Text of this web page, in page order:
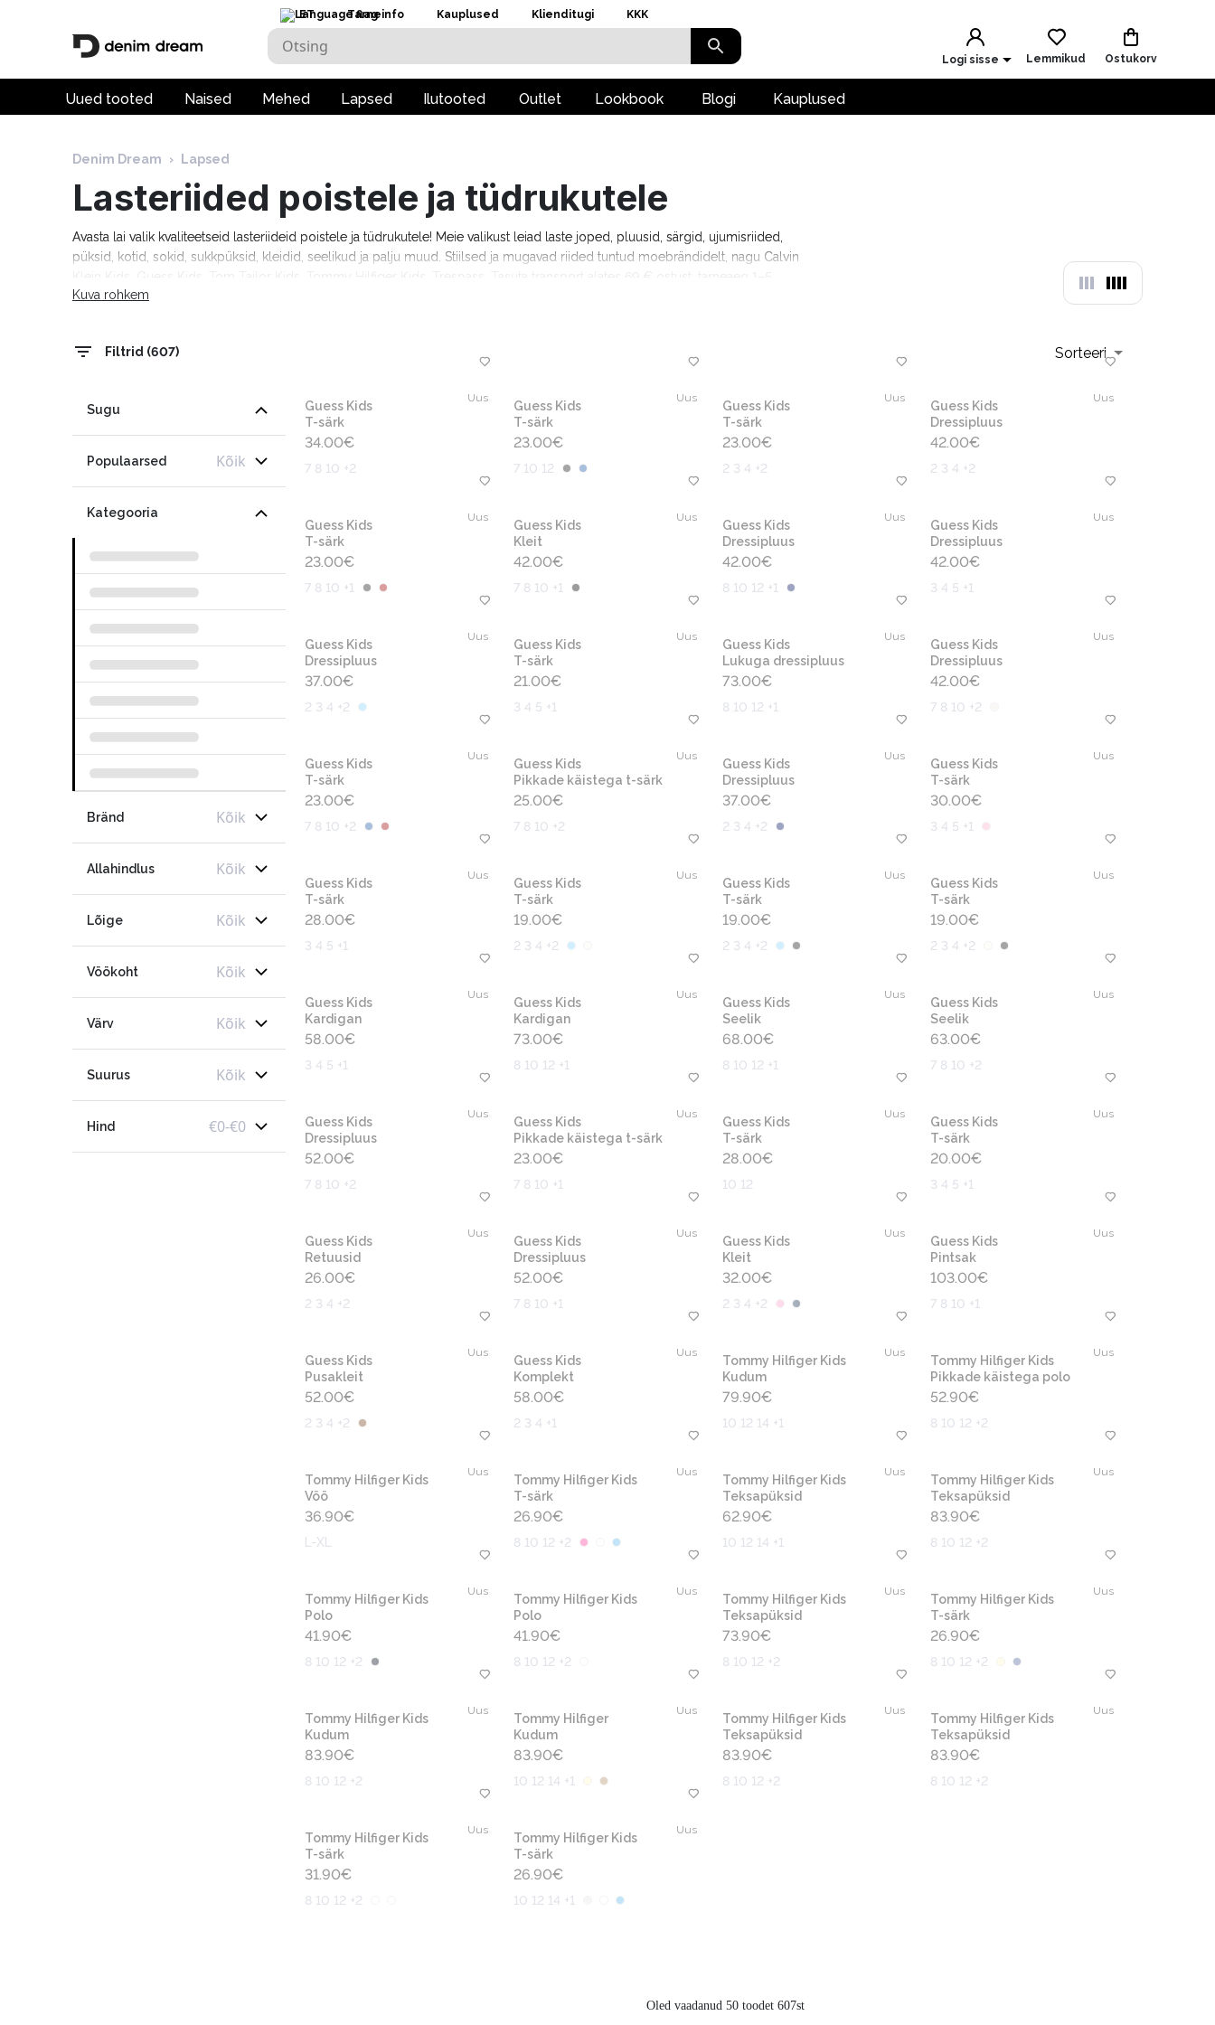
ET Tarneinfo Kauplused Klienditugi KKK
Logi sisse Lemmikud Ostukorv
Uued tooted Naised Mehed Lapsed Ilutooted Outlet Lookbook Blogi Kauplused
Denim Dream › Lapsed
Lasteriided poistele ja tüdrukutele
Avasta lai valik kvaliteetseid lasteriideid poistele ja tüdrukutele! Meie valikust leiad laste joped, pluusid, särgid, ujumisriided,
püksid, kotid, sokid, sukkpüksid, kleidid, seelikud ja palju muud. Stiilsed ja mugavad riided tuntud moebrändidelt, nagu Calvin
tööpäeva!
Kuva rohkem
Filtrid (607)
Sugu
Populaarsed Kõik
Kategooria
Bränd Kõik
Allahindlus Kõik
Lõige Kõik
Vöökoht Kõik
Värv Kõik
Suurus Kõik
Hind €0-€0
Sorteeri
Uus
Guess Kids
T-särk
34.00€
7 8 10 +2
Uus
Guess Kids
T-särk
23.00€
7 10 12
Uus
Guess Kids
T-särk
23.00€
2 3 4 +2
Uus
Guess Kids
Dressipluus
42.00€
2 3 4 +2
Uus
Guess Kids
T-särk
23.00€
7 8 10 +1
Uus
Guess Kids
Kleit
42.00€
7 8 10 +1
Uus
Guess Kids
Dressipluus
42.00€
8 10 12 +1
Uus
Guess Kids
Dressipluus
42.00€
3 4 5 +1
Uus
Guess Kids
Dressipluus
37.00€
2 3 4 +2
Uus
Guess Kids
T-särk
21.00€
3 4 5 +1
Uus
Guess Kids
Lukuga dressipluus
73.00€
8 10 12 +1
Uus
Guess Kids
Dressipluus
42.00€
7 8 10 +2
Uus
Guess Kids
T-särk
23.00€
7 8 10 +2
Uus
Guess Kids
Pikkade käistega t-särk
25.00€
7 8 10 +2
Uus
Guess Kids
Dressipluus
37.00€
2 3 4 +2
Uus
Guess Kids
T-särk
30.00€
3 4 5 +1
Uus
Guess Kids
T-särk
28.00€
3 4 5 +1
Uus
Guess Kids
T-särk
19.00€
2 3 4 +2
Uus
Guess Kids
T-särk
19.00€
2 3 4 +2
Uus
Guess Kids
T-särk
19.00€
2 3 4 +2
Uus
Guess Kids
Kardigan
58.00€
3 4 5 +1
Uus
Guess Kids
Kardigan
73.00€
8 10 12 +1
Uus
Guess Kids
Seelik
68.00€
8 10 12 +1
Uus
Guess Kids
Seelik
63.00€
7 8 10 +2
Uus
Guess Kids
Dressipluus
52.00€
7 8 10 +2
Uus
Guess Kids
Pikkade käistega t-särk
23.00€
7 8 10 +1
Uus
Guess Kids
T-särk
28.00€
10 12
Uus
Guess Kids
T-särk
20.00€
3 4 5 +1
Uus
Guess Kids
Retuusid
26.00€
2 3 4 +2
Uus
Guess Kids
Dressipluus
52.00€
7 8 10 +1
Uus
Guess Kids
Kleit
32.00€
2 3 4 +2
Uus
Guess Kids
Pintsak
103.00€
7 8 10 +1
Uus
Guess Kids
Pusakleit
52.00€
2 3 4 +2
Uus
Guess Kids
Komplekt
58.00€
2 3 4 +1
Uus
Tommy Hilfiger Kids
Kudum
79.90€
10 12 14 +1
Uus
Tommy Hilfiger Kids
Pikkade käistega polo
52.90€
8 10 12 +2
Uus
Tommy Hilfiger Kids
Vöö
36.90€
L-XL
Uus
Tommy Hilfiger Kids
T-särk
26.90€
8 10 12 +2
Uus
Tommy Hilfiger Kids
Teksapüksid
62.90€
10 12 14 +1
Uus
Tommy Hilfiger Kids
Teksapüksid
83.90€
8 10 12 +2
Uus
Tommy Hilfiger Kids
Polo
41.90€
8 10 12 +2
Uus
Tommy Hilfiger Kids
Polo
41.90€
8 10 12 +2
Uus
Tommy Hilfiger Kids
Teksapüksid
73.90€
8 10 12 +2
Uus
Tommy Hilfiger Kids
T-särk
26.90€
8 10 12 +2
Uus
Tommy Hilfiger Kids
Kudum
83.90€
8 10 12 +2
Uus
Tommy Hilfiger
Kudum
83.90€
10 12 14 +1
Uus
Tommy Hilfiger Kids
Teksapüksid
83.90€
8 10 12 +2
Uus
Tommy Hilfiger Kids
Teksapüksid
83.90€
8 10 12 +2
Uus
Tommy Hilfiger Kids
T-särk
31.90€
8 10 12 +2
Uus
Tommy Hilfiger Kids
T-särk
26.90€
10 12 14 +1
Oled vaadanud 50 toodet 607st